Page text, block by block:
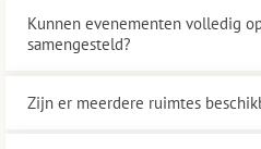
Kunnen evenementen volledig
samengesteld?
Zijn er meerdere ruimtes